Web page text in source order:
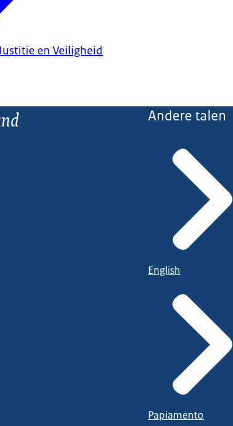
moeten slachtoffers altijd makkelijk een melding
en Veiligheid
Andere talen
English
Papiamento